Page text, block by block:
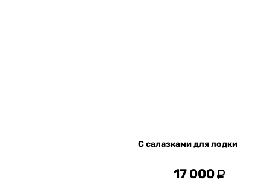
С салазками для лодки
17 000